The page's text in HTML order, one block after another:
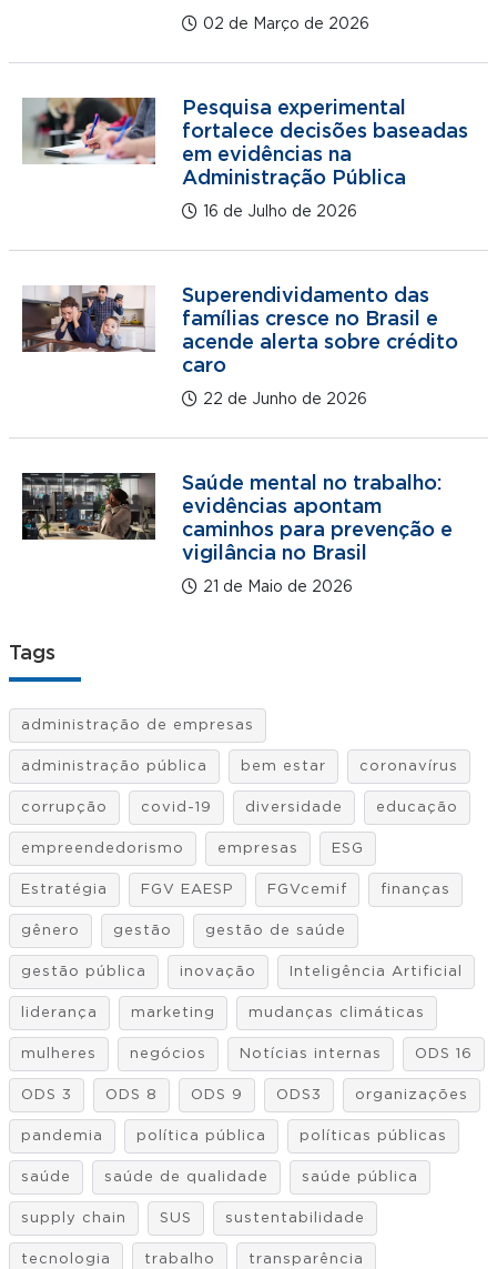
02 de Março de 2026
Pesquisa experimental
fortalece decisões baseadas
em evidências na
Administração Pública
16 de Julho de 2026
Superendividamento das
famílias cresce no Brasil e
acende alerta sobre crédito
caro
22 de Junho de 2026
Saúde mental no trabalho:
evidências apontam
caminhos para prevenção e
vigilância no Brasil
21 de Maio de 2026
Tags
administração de empresas
administração pública bem estar coronavírus
corrupção covid-19 diversidade educação
empreendedorismo empresas ESG
Estratégia FGV EAESP FGVcemif finanças
gênero gestão gestão de saúde
gestão pública inovação Inteligência Artificial
liderança marketing mudanças climáticas
mulheres negócios Notícias internas ODS 16
ODS 3 ODS 8 ODS 9 ODS3 organizações
pandemia política pública políticas públicas
saúde saúde de qualidade saúde pública
supply chain SUS sustentabilidade
tecnologia trabalho transparência